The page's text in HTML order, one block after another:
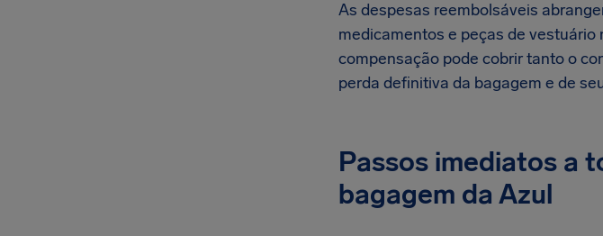
As despesas reembolsáveis
medicamentos e peças de
compensação pode cobrir tanto o
perda definitiva da bagagem e de
Passos imediatos a
bagagem da Azul